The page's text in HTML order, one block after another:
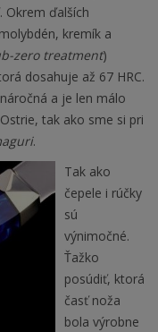
ďalších
kremík a
zero treatment)
dosahuje až 67 HRC.
a je len málo
tak ako sme si pri
.
Tak ako
čepele i rúčky
sú
výnimočné.
Ťažko
posúdiť, ktorá
časť noža
bola výrobne